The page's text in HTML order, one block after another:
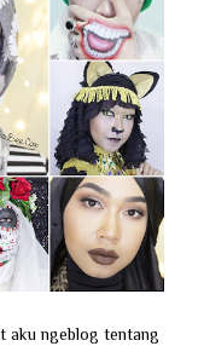
aku ngeblog tentang